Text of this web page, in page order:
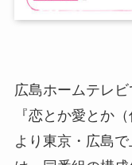
広島ホームテレ
『恋とか愛とか
より東京・広島